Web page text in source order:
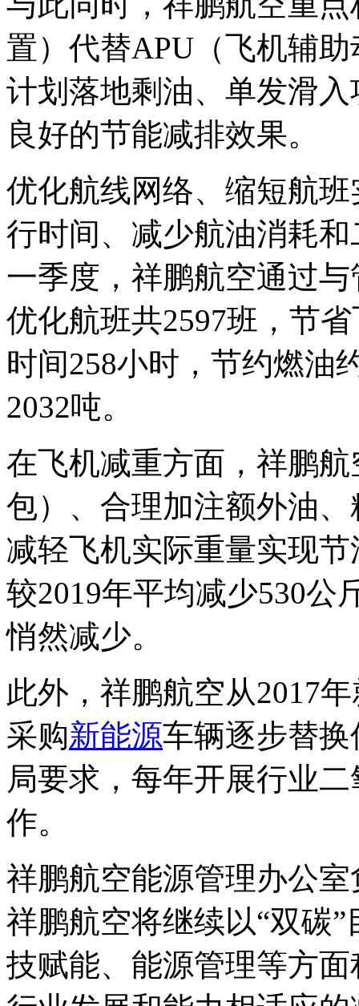
置）代替APU（飞机辅
计划落地剩油、单发滑
良好的节能减排效果。
优化航线网络、缩短航
行时间、减少航油消耗
一季度，祥鹏航空通过
优化航班共2597班，节
时间258小时，节约燃油
2032吨。
在飞机减重方面，祥鹏
包）、合理加注额外油
减轻飞机实际重量实现
较2019年平均减少530公
悄然减少。
此外，祥鹏航空从2017
采购新能源车辆逐步替
局要求，每年开展行业
作。
祥鹏航空能源管理办公
祥鹏航空将继续以“双碳
技赋能、能源管理等方